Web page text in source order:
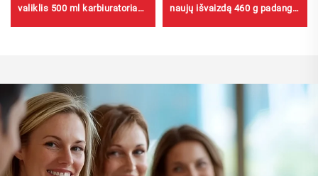
valiklis 500 ml karbiuratoriaus
naujų išvaizdą 460 g padangų